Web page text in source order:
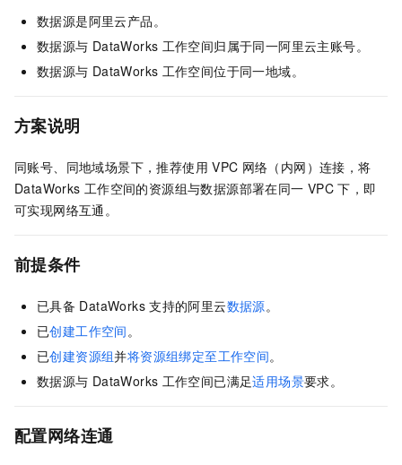
数据源是阿里云产品。
数据源与 DataWorks 工作空间归属于同一阿里云主账号。
数据源与 DataWorks 工作空间位于同一地域。
方案说明
同账号、同地域场景下，推荐使用 VPC 网络（内网）连接，将
DataWorks 工作空间的资源组与数据源部署在同一 VPC 下，即
可实现网络互通。
前提条件
已具备 DataWorks 支持的阿里云数据源。
已创建工作空间。
已创建资源组并将资源组绑定至工作空间。
数据源与 DataWorks 工作空间已满足适用场景要求。
配置网络连通